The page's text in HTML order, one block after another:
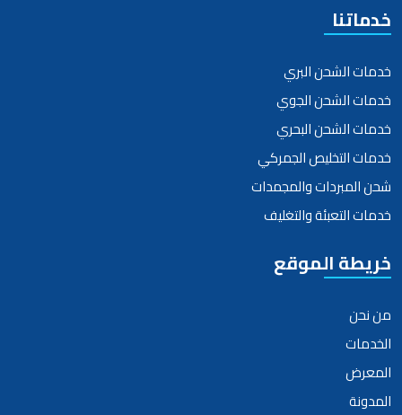
خدماتنا
خدمات الشحن البري
خدمات الشحن الجوي
خدمات الشحن البحري
خدمات التخليص الجمركي
شحن المبردات والمجمدات
خدمات التعبئة والتغليف
خريطة الموقع
من نحن
الخدمات
المعرض
المدونة